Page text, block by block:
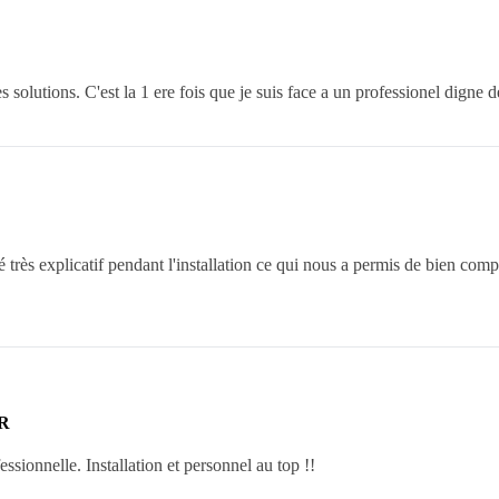
solutions. C'est la 1 ere fois que je suis face a un professionel digne
très explicatif pendant l'installation ce qui nous a permis de bien
Installation et personnel au top !!